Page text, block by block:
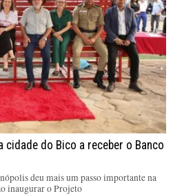
do Bico a receber o Banco
deu mais um passo importante na
inaugurar o Projeto